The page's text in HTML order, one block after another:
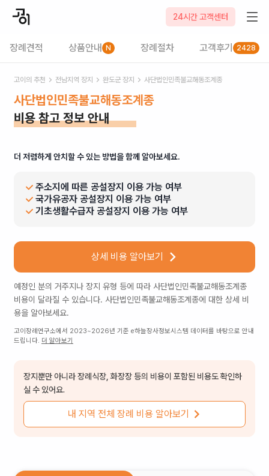
24시간 고객센터
장례견적 상품안내 N 장례절차 고객후기 2428
고이의 추천 전남지역 장지 완도군 장지 사단법인민족불교해동조계종
사단법인민족불교해동조계종
비용 참고 정보 안내
더 저렴하게 안치할 수 있는 방법을 함께 알아보세요.
주소지에 따른 공설장지 이용 가능 여부
국가유공자 공설장지 이용 가능 여부
기초생활수급자 공설장지 이용 가능 여부
상세 비용 알아보기
예정인 분의 거주지나 장지 유형 등에 따라 사단법인민족불교해동조계종
비용이 달라질 수 있습니다. 사단법인민족불교해동조계종에 대한 상세 비
용을 알아보세요.
고이장례연구소에서 2023~2026년 기준 e하늘장사정보시스템 데이터를 바탕으로 안내
드립니다. 더 알아보기
장지뿐만 아니라 장례식장, 화장장 등의 비용이 포함된 비용도 확인하
실 수 있어요.
내 지역 전체 장례 비용 알아보기